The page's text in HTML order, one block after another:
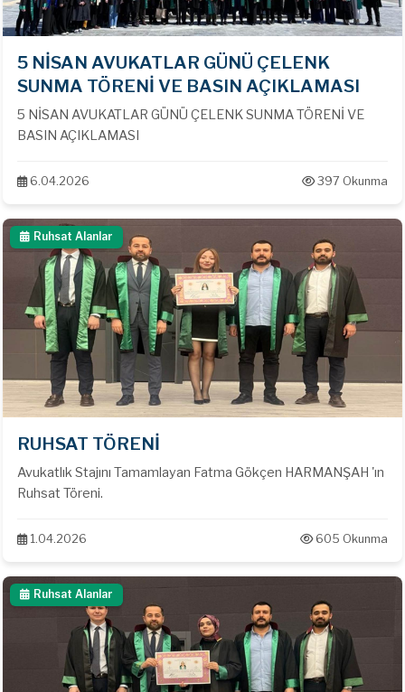
5 NİSAN AVUKATLAR GÜNÜ ÇELENK
SUNMA TÖRENİ VE BASIN AÇIKLAMASI
5 NİSAN AVUKATLAR GÜNÜ ÇELENK SUNMA TÖRENİ VE
BASIN AÇIKLAMASI
6.04.2026 397 Okunma
Ruhsat Alanlar
RUHSAT TÖRENİ
Avukatlık Stajını Tamamlayan Fatma Gökçen HARMANŞAH 'ın
Ruhsat Töreni.
1.04.2026 605 Okunma
Ruhsat Alanlar